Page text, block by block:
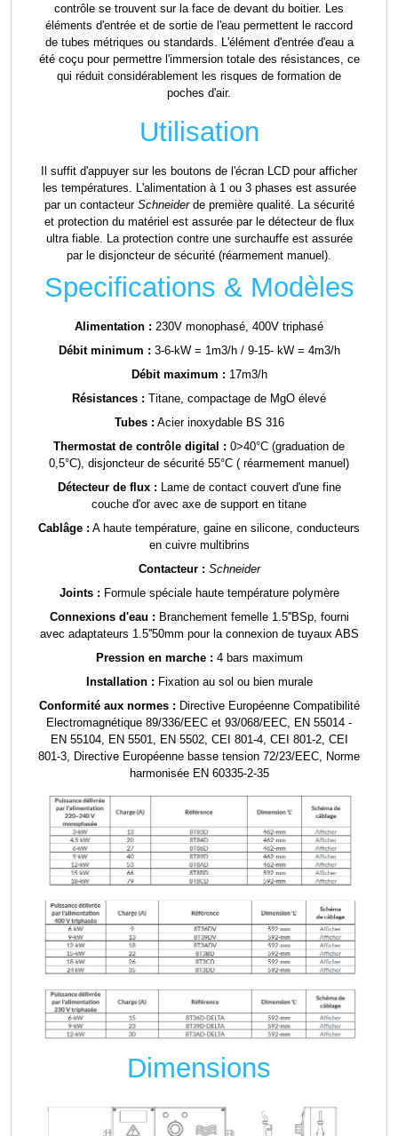
contrôle se trouvent sur la face de devant du boitier. Les
éléments d'entrée et de sortie de l'eau permettent le raccord
de tubes métriques ou standards. L'élément d'entrée d'eau a
été coçu pour permettre l'immersion totale des résistances, ce
qui réduit considérablement les risques de formation de
poches d'air.
Utilisation
Il suffit d'appuyer sur les boutons de l'écran LCD pour afficher
les températures. L'alimentation à 1 ou 3 phases est assurée
par un contacteur Schneiderde première qualité. La sécurité
et protection du matériel est assurée par le détecteur de flux
ultra fiable. La protection contre une surchauffe est assurée
par le disjoncteur de sécurité (réarmement manuel).
Specifications & Modèles
Alimentation : 230V monophasé, 400V triphasé
Débit minimum : 3-6-kW = 1m3/h / 9-15- kW = 4m3/h
Débit maximum : 17m3/h
Résistances : Titane, compactage de MgO élevé
Tubes : Acier inoxydable BS 316
Thermostat de contrôle digital : 0>40°C (graduation de
0,5°C), disjoncteur de sécurité 55°C ( réarmement manuel)
Détecteur de flux : Lame de contact couvert d'une fine
couche d'or avec axe de support en titane
Cablâge : A haute température, gaine en silicone, conducteurs
en cuivre multibrins
Contacteur : Schneider
Joints : Formule spéciale haute température polymère
Connexions d'eau : Branchement femelle 1.5''BSp, fourni
avec adaptateurs 1.5''50mm pour la connexion de tuyaux ABS
Pression en marche : 4 bars maximum
Installation : Fixation au sol ou bien murale
Conformité aux normes : Directive Européenne Compatibilité
Electromagnétique 89/336/EEC et 93/068/EEC, EN 55014 -
EN 55104, EN 5501, EN 5502, CEI 801-4, CEI 801-2, CEI
801-3, Directive Européenne basse tension 72/23/EEC, Norme
harmonisée EN 60335-2-35
Dimensions